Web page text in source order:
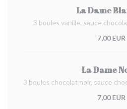
La Dame
3 boules vanille, sauce
7,00 EUR
La Dame
3 boules chocolat noir, sauce
7,00 EUR